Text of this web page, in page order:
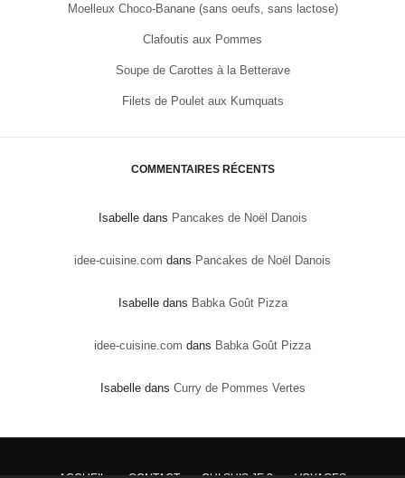
Moelleux Choco-Banane (sans oeufs, sans lactose)
Clafoutis aux Pommes
Soupe de Carottes à la Betterave
Filets de Poulet aux Kumquats
COMMENTAIRES RÉCENTS
Isabelledans Pancakes de Noël Danois
idee-cuisine.com dans Pancakes de Noël Danois
Isabelledans Babka Goût Pizza
idee-cuisine.com dans Babka Goût Pizza
Isabelledans Curry de Pommes Vertes